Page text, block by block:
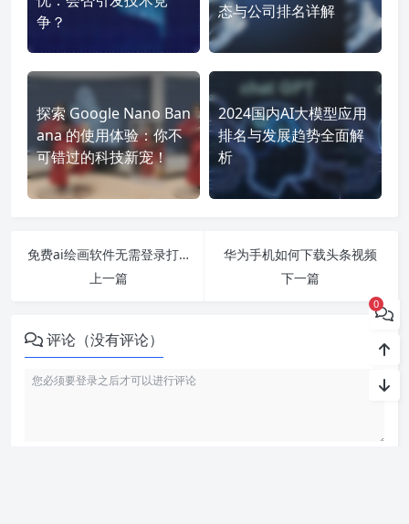
争？
态与公司排名详解
探索 Google Nano Ban
ana 的使用体验：你不
可错过的科技新宠！
2024国内AI大模型应用
排名与发展趋势全面解
析
免费ai绘画软件无需登录打开即用
上一篇
华为手机如何下载头条视频
下一篇
评论（没有评论）
0